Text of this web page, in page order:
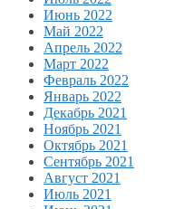
Июнь 2022
Май 2022
Апрель 2022
Март 2022
Февраль 2022
Январь 2022
Декабрь 2021
Ноябрь 2021
Октябрь 2021
Сентябрь 2021
Август 2021
Июль 2021